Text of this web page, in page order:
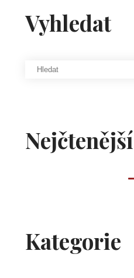
Vyhledat
Nejčtenější
Kategorie